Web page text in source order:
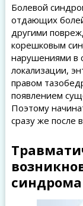
Болевой
отдающих
другими
корешковым
нарушениями в
локализации,
правом
появлением
Поэтому
сразу же после
синдрома